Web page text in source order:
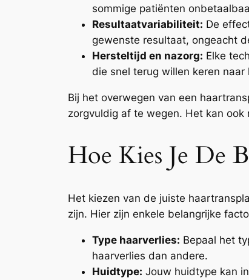
sommige patiënten
Resultaatvariabiliteit: De
gewenste resultaat, ongeacht
Hersteltijd en nazorg: Elke
die snel terug willen keren naar
Bij het overwegen van een
zorgvuldig af te wegen. Het kan
Hoe Kies Je De
Het kiezen van de juiste
zijn. Hier zijn enkele belangrijke
Type haarverlies: Bepaal het
haarverlies dan andere.
Huidtype: Jouw huidtype kan